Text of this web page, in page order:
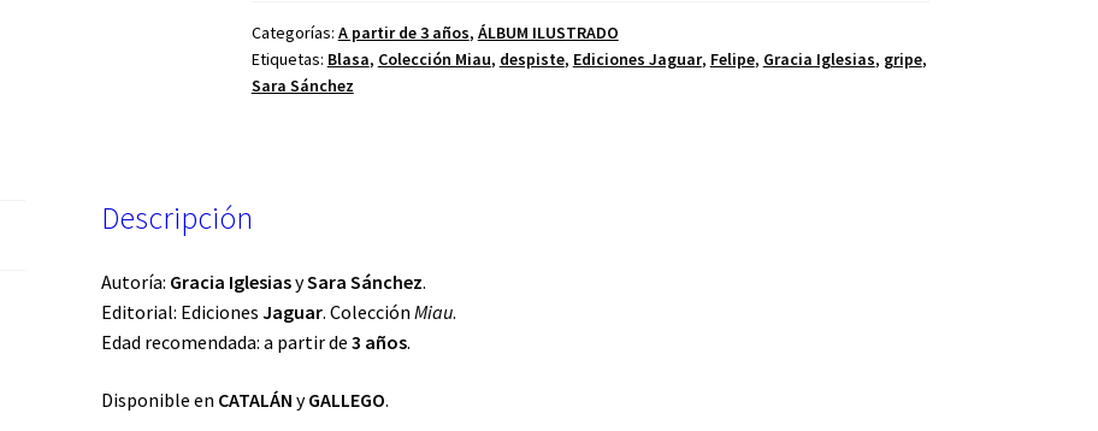
Categorías: A partir de 3 años, ÁLBUM ILUSTRADO
Etiquetas: Blasa, Colección Miau, despiste, Ediciones Jaguar, Felipe, Gracia Iglesias, gripe,
Sara Sánchez
Descripción
Autoría: Gracia IglesiasySara Sánchez.
Editorial: Ediciones Jaguar. Colección Miau.
Edad recomendada: a partir de 3 años.
Disponible en CATALÁN yGALLEGO.